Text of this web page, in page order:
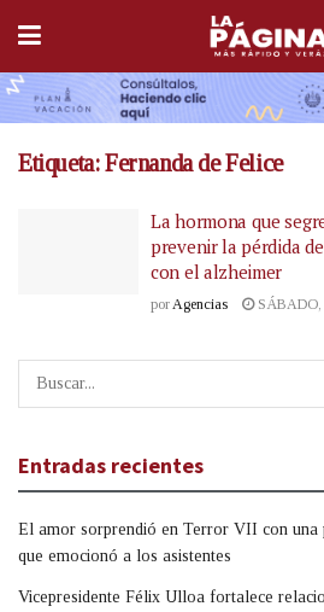
Etiqueta:Fernanda de Felice
La hormona que
prevenir la pérdida
con el alzheimer
por Agencias SÁBADO,
Entradas recientes
El amor sorprendió en Terror VII con una
que emocionó a los asistentes
Vicepresidente Félix Ulloa fortalece